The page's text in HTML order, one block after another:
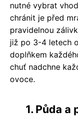
nutné vybrat
chránit je před
pravidelnou
již po 3-4 letech
doplňkem
chuť nadchne
ovoce.
1. Půda